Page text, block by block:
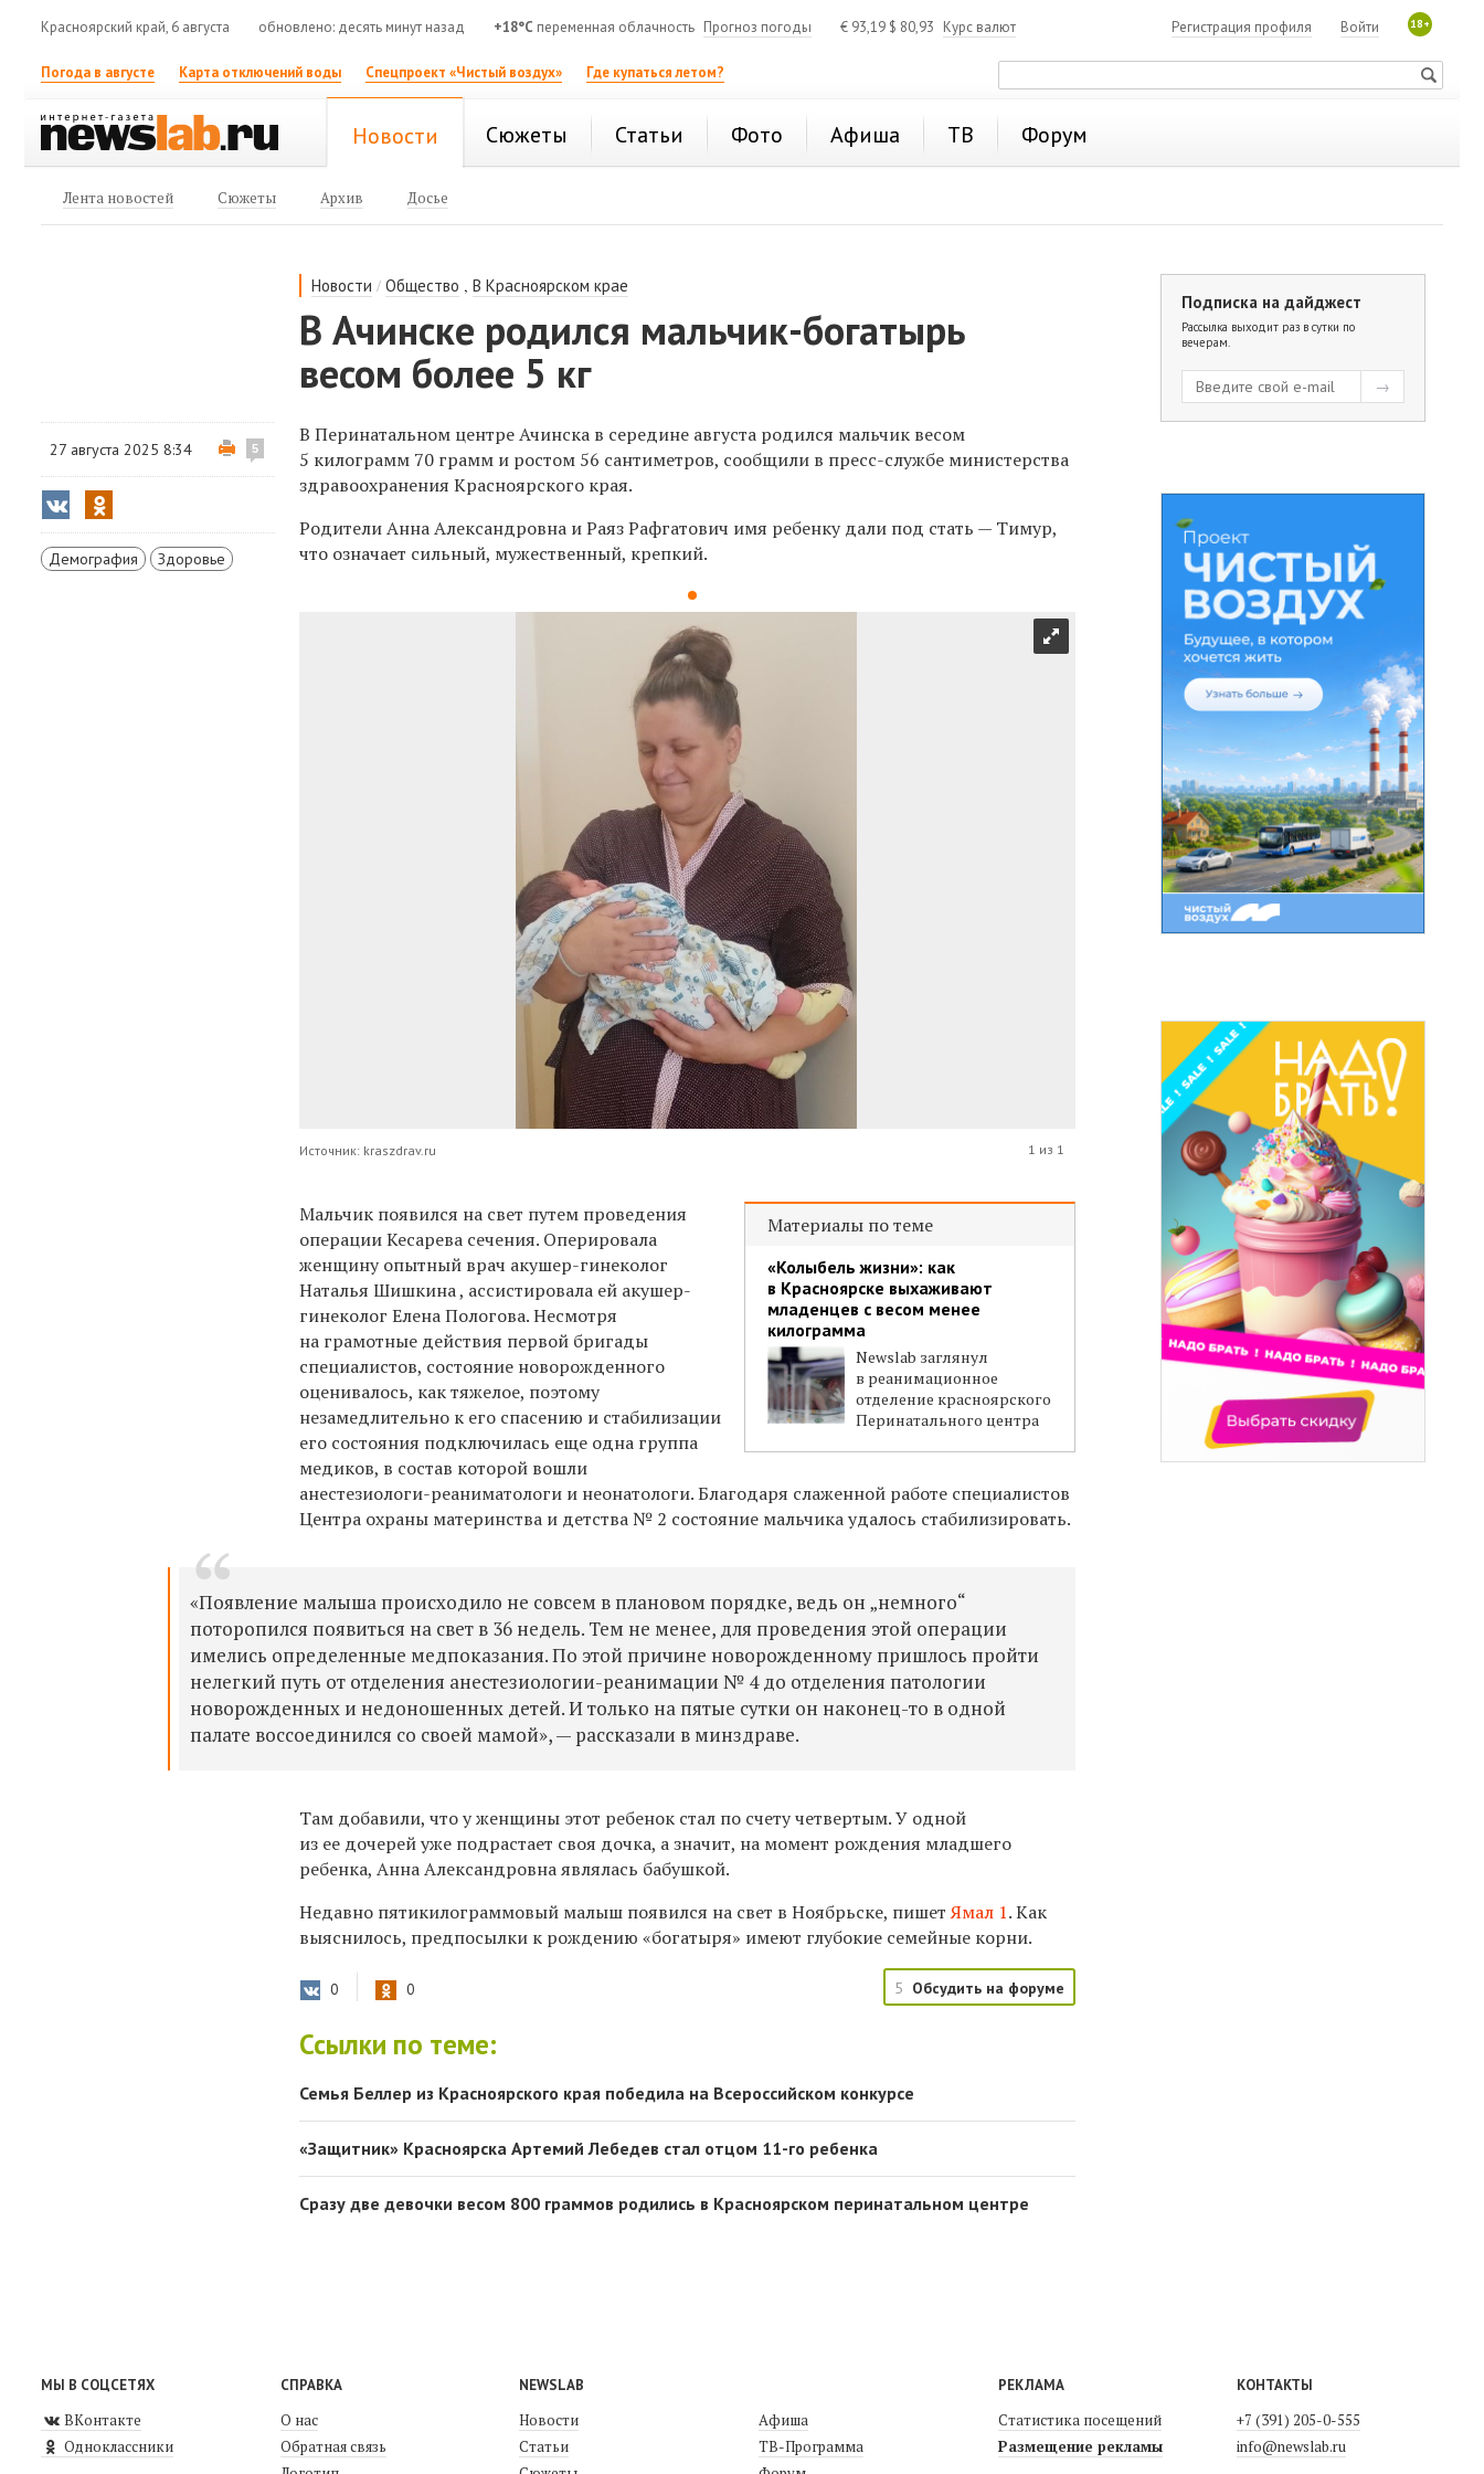
Красноярский край, 6 августа обновлено: десять минут назад +18°C переменная облачность Прогноз погоды € 93,19 $ 80,93 Курс валют 18+
Войти
Регистрация профиля
Погода в августе Карта отключений воды Спецпроект «Чистый воздух» Где купаться летом?
Новости Сюжеты Статьи Фото Афиша ТВ Форум
Лента новостей Сюжеты Архив Досье
Новости /Общество ,В Красноярском крае
В Ачинске родился мальчик-богатырь
весом более 5 кг
27 августа 2025 8:34 5
Демография Здоровье
В Перинатальном центре Ачинска в середине августа родился мальчик весом
5 килограмм 70 грамм и ростом 56 сантиметров, сообщили в пресс-службе министерства
здравоохранения Красноярского края.
Родители Анна Александровна и Раяз Рафгатович имя ребенку дали под стать — Тимур,
что означает сильный, мужественный, крепкий.
Источник: kraszdrav.ru 1 из 1
Материалы по теме
«Колыбель жизни»: как
в Красноярске выхаживают
младенцев с весом менее
килограмма
Newslab заглянул
в реанимационное
отделение красноярского
Перинатального центра
Мальчик появился на свет путем проведения
операции Кесарева сечения. Оперировала
женщину опытный врач акушер-гинеколог
Наталья Шишкина , ассистировала ей акушер-
гинеколог Елена Пологова. Несмотря
на грамотные действия первой бригады
специалистов, состояние новорожденного
оценивалось, как тяжелое, поэтому
незамедлительно к его спасению и стабилизации
его состояния подключилась еще одна группа
медиков, в состав которой вошли
анестезиологи-реаниматологи и неонатологи. Благодаря слаженной работе специалистов
Центра охраны материнства и детства № 2 состояние мальчика удалось стабилизировать.
«Появление малыша происходило не совсем в плановом порядке, ведь он „немного“
поторопился появиться на свет в 36 недель. Тем не менее, для проведения этой операции
имелись определенные медпоказания. По этой причине новорожденному пришлось пройти
нелегкий путь от отделения анестезиологии-реанимации № 4 до отделения патологии
новорожденных и недоношенных детей. И только на пятые сутки он наконец-то в одной
палате воссоединился со своей мамой», — рассказали в минздраве.
Там добавили, что у женщины этот ребенок стал по счету четвертым. У одной
из ее дочерей уже подрастает своя дочка, а значит, на момент рождения младшего
ребенка, Анна Александровна являлась бабушкой.
Недавно пятикилограммовый малыш появился на свет в Ноябрьске, пишетЯмал 1. Как
выяснилось, предпосылки к рождению «богатыря» имеют глубокие семейные корни.
0 0 5 Обсудить на форуме
Ссылки по теме:
Семья Беллер из Красноярского края победила на Всероссийском конкурсе
«Защитник» Красноярска Артемий Лебедев стал отцом 11-го ребенка
Сразу две девочки весом 800 граммов родились в Красноярском перинатальном центре
Подписка на дайджест
Рассылка выходит раз в сутки по
вечерам.
МЫ В СОЦСЕТЯХ
ВКонтакте
Одноклассники
СПРАВКА
О нас
Обратная связь
NEWSLAB
Новости
Статьи
Афиша
ТВ-Программа
РЕКЛАМА
Статистика посещений
Размещение рекламы
КОНТАКТЫ
+7 (391) 205-0-555
info@newslab.ru